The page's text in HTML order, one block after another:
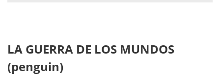
LA GUERRA DE LOS MUNDOS
(penguin)